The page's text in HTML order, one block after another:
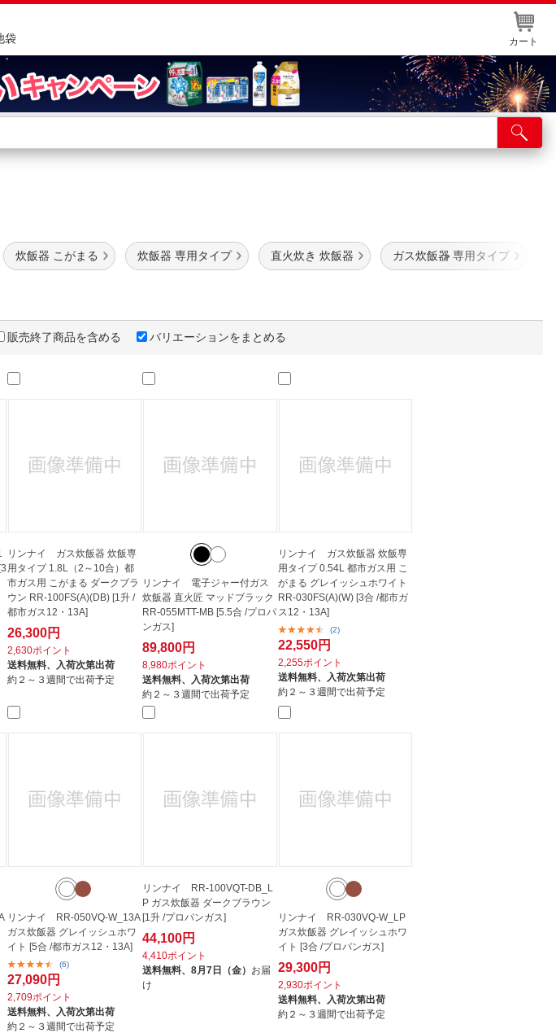
袋
カート
せ
店舗情報・店舗一覧
炊飯器 こがまる 炊飯器 専用タイプ 直火炊き 炊飯器 ガス炊飯器 専用タイプ
販売終了商品を含める バリエーションをまとめる
リンナイ ガス炊飯器 炊飯専
用タイプ 1.8L（2～10合）都
市ガス用 こがまる ダークブラ
ウン RR-100FS(A)(DB) [1升 /
都市ガス12・13A]
26,300円
2,630ポイント
送料無料、 入荷次第出荷
約２～３週間で出荷予定
リンナイ 電子ジャー付ガス
炊飯器 直火匠 マッドブラック
RR-055MTT-MB [5.5合 /プロパ
ンガス]
89,800円
8,980ポイント
送料無料、 入荷次第出荷
約２～３週間で出荷予定
リンナイ ガス炊飯器 炊飯専
用タイプ 0.54L 都市ガス用 こ
がまる グレイッシュホワイト
RR-030FS(A)(W) [3合 /都市ガ
ス12・13A]
(2)
22,550円
2,255ポイント
送料無料、
入荷次第出荷
約２～３週間で出荷予定
リンナイ RR-050VQ-W_13A
ガス炊飯器 グレイッシュホワ
イト [5合 /都市ガス12・13A]
(6)
27,090円
2,709ポイント
送料無料、
入荷次第出荷
約２～３週間で出荷予定
リンナイ RR-100VQT-DB_L
P ガス炊飯器 ダークブラウン
[1升 /プロパンガス]
44,100円
4,410ポイント
送料無料、8月7日（金） お届
け
リンナイ RR-030VQ-W_LP
ガス炊飯器 グレイッシュホワ
イト [3合 /プロパンガス]
29,300円
2,930ポイント
送料無料、
入荷次第出荷
約２～３週間で出荷予定